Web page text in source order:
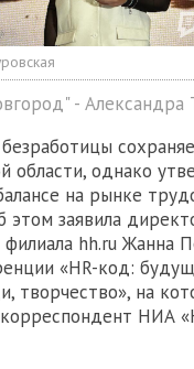
- Александра
области, однако
на рынке
этом заявила
hh.ru Жанна
«HR-код:
творчество», на
корреспондент НИА